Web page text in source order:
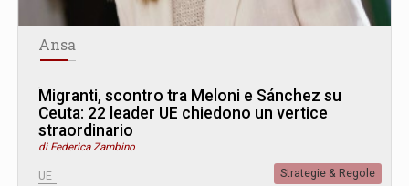
Ansa
Migranti, scontro tra Meloni e Sánchez su
Ceuta: 22 leader UE chiedono un vertice
straordinario
di Federica Zambino
UE Strategie & Regole